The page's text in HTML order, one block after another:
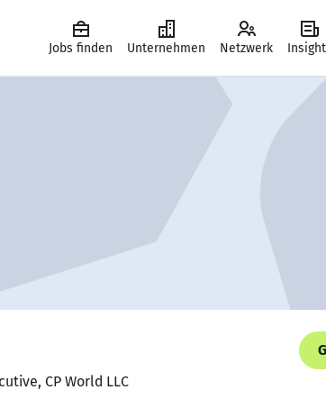
Jobs finden Unternehmen Netzwerk
CP World LLC